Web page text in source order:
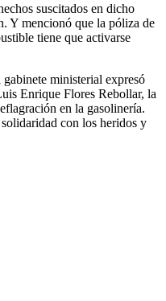
suscitados en dicho
Y mencionó que la póliza de
tiene que activarse
ministerial expresó
Enrique Flores Rebollar, la
en la gasolinería.
con los heridos y